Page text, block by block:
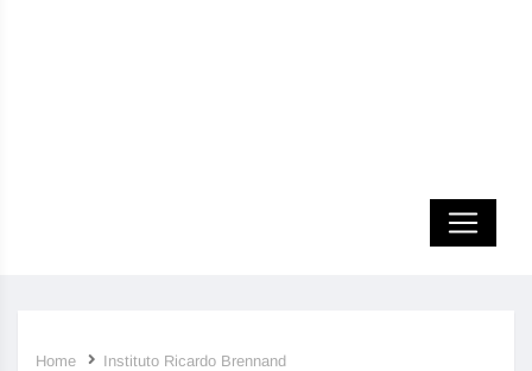
Home Instituto Ricardo Brennand